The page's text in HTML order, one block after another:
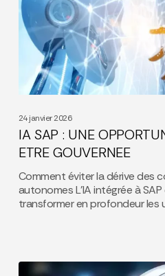
UNE
OPPORTUNITE
QUI
DOIT
ETRE
GOUVERNEE
24 janvier 2026
IA SAP : UNE
ETRE GOUVERNEE
Comment éviter la dérive des
autonomes L’IA intégrée à
transformer en profondeur les
L’IA